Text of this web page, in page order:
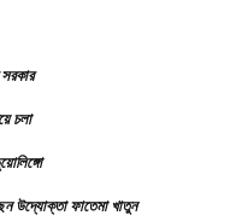
চলা
উদ্যোক্তা ফাতেমা খাতুন